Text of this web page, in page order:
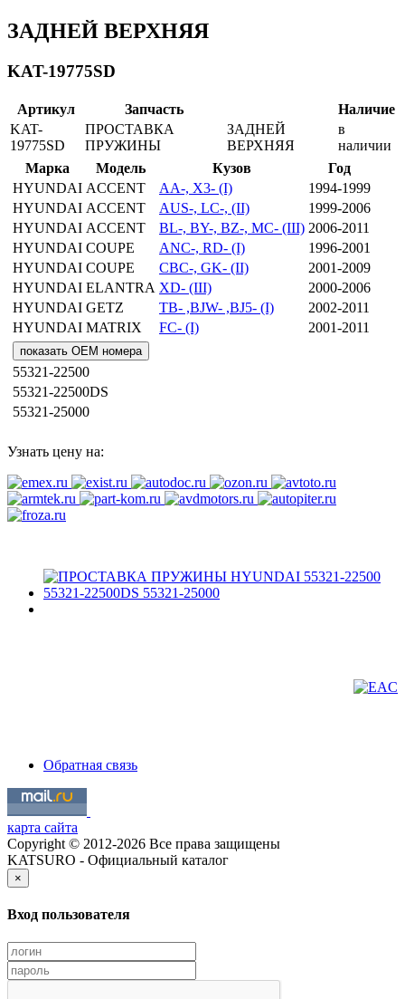
ЗАДНЕЙ ВЕРХНЯЯ
KAT-19775SD
Артикул Запчасть
Наличие
KAT-
19775SD
ПРОСТАВКА
ПРУЖИНЫ
ЗАДНЕЙ
ВЕРХНЯЯ
в
наличии
Марка
Модель Кузов
Год
HYUNDAI ACCENT AA-, X3- (I)
1994-1999
HYUNDAI ACCENT AUS-, LC-, (II)
1999-2006
HYUNDAI ACCENT BL-, BY-, BZ-, MC- (III) 2006-2011
HYUNDAI COUPE ANC-, RD- (I)
1996-2001
HYUNDAI COUPE CBC-, GK- (II)
2001-2009
HYUNDAI ELANTRA XD- (III)
2000-2006
HYUNDAI GETZ TB- ,BJW- ,BJ5- (I)
2002-2011
HYUNDAI MATRIX FC- (I) 2001-2011
показать OEM номера
55321-22500
55321-22500DS
55321-25000
Узнать цену на:
Обратная связь
карта сайта
Copyright © 2012-2026 Все права защищены
KATSURO - Официальный каталог
×
Вход пользователя